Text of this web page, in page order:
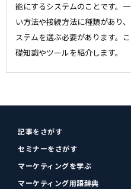
能にするシステムのことです。
い方法や接続方法に種類があり
ステムを選ぶ必要があります。
礎知識やツールを紹介します。
記事をさがす
セミナーをさがす
マーケティングを学ぶ
マーケティング用語辞典